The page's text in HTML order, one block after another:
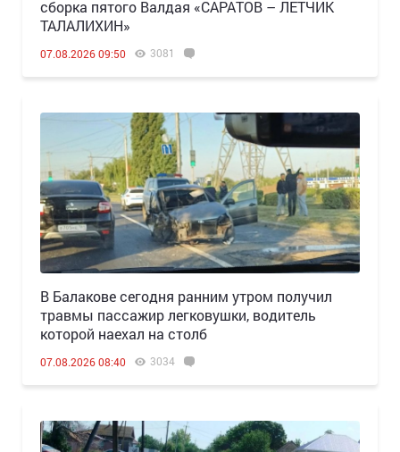
сборка пятого Валдая «САРАТОВ – ЛЕТЧИК
ТАЛАЛИХИН»
07.08.2026 09:50 3081
В Балакове сегодня ранним утром получил
травмы пассажир легковушки, водитель
которой наехал на столб
07.08.2026 08:40 3034